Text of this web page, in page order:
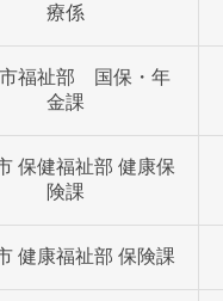
療係
福祉部 国保・年
金課
保健福祉部 健康保
険課
健康福祉部 保険課